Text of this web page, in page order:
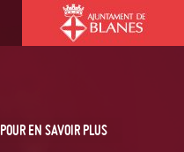
POUR EN SAVOIR PLUS